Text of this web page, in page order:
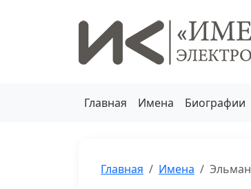
Главная Имена Биографии
Главная Имена Эльман